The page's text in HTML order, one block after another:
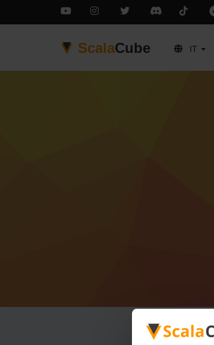
ScalaCube IT